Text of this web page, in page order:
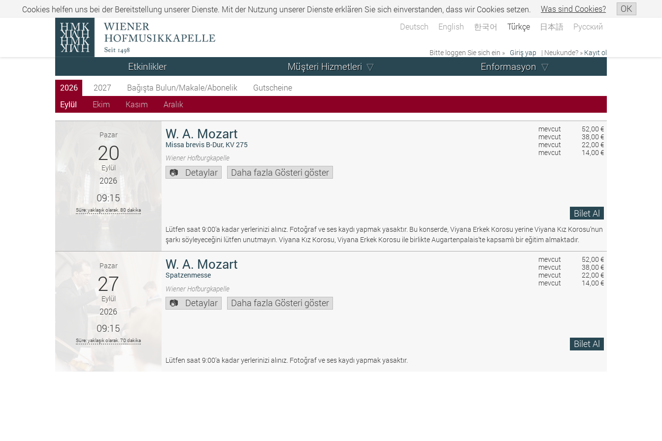
Cookies helfen uns bei der Bereitstellung unserer Dienste. Mit der Nutzung unserer Dienste erklären Sie sich einverstanden, dass wir Cookies setzen. Was sind Cookies? OK
Deutsch English 한국어 Türkçe 日本語 Русский
Bitte loggen Sie sich ein » Giriş yap | Neukunde? » Kayıt ol
Etkinlikler Müşteri Hizmetleri Enformasyon
2026 2027 Bağışta Bulun/Makale/Abonelik
Gutscheine
Eylül
Ekim Kasım Aralık
mevcut
52,00 €
mevcut
38,00 €
mevcut
22,00 €
mevcut
14,00 €
Pazar
20
Eylül
2026
09:15
Süre: yaklaşık olarak. 80 dakika
W. A. Mozart
Missa brevis B-Dur, KV 275
Wiener Hofburgkapelle
Detaylar Daha fazla Gösteri göster
Bilet Al
Lütfen saat 9:00’a kadar yerlerinizi alınız. Fotoğraf ve ses kaydı yapmak yasaktır. Bu konserde, Viyana Erkek Korosu yerine Viyana Kız Korosu’nun
şarkı söyleyeceğini lütfen unutmayın. Viyana Kız Korosu, Viyana Erkek Korosu ile birlikte Augartenpalais’te kapsamlı bir eğitim almaktadır.
mevcut
52,00 €
mevcut
38,00 €
mevcut
22,00 €
mevcut
14,00 €
Pazar
27
Eylül
2026
09:15
Süre: yaklaşık olarak. 70 dakika
W. A. Mozart
Spatzenmesse
Wiener Hofburgkapelle
Detaylar Daha fazla Gösteri göster
Bilet Al
Lütfen saat 9:00’a kadar yerlerinizi alınız. Fotoğraf ve ses kaydı yapmak yasaktır.